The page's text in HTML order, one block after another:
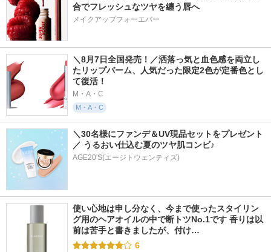
合でフレッシュなツヤを纏う唇へ
メイクアップフォーエバー
＼8月7日全国発売！／洒落っ気と血色感を両立し
たリップバーム、人気だった限定2色が定番色とし
て復活！
M・A・C
M・A・C
＼30名様にファンデ＆UV現品セットをプレゼント
／ うるおい仕込む夏のツヤ肌コンビ♪
AGE20'S(エージトウェンティズ)
使い心地は申し分なく、今まで使ったスタイリン
グ用のヘアオイルの中で断トツNo.1です 香りは以
前は苦手と書きましたが、付け…
6